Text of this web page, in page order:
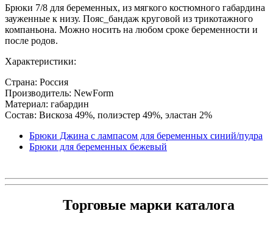
Брюки 7/8 для беременных, из мягкого костюмного габардина
зауженные к низу. Пояс_бандаж круговой из трикотажного
компаньона. Можно носить на любом сроке беременности и
после родов.
Характеристики:
Страна: Россия
Производитель: NewForm
Материал: габардин
Состав: Вискоза 49%, полиэстер 49%, эластан 2%
Брюки Джина с лампасом для беременных синий/пудра
Брюки для беременных бежевый
Торговые марки каталога